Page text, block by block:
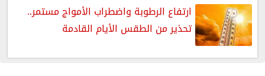
ارتفاع الرطوبة واضطراب الأمواج مستمر..
تحذير من الطقس الأيام القادمة